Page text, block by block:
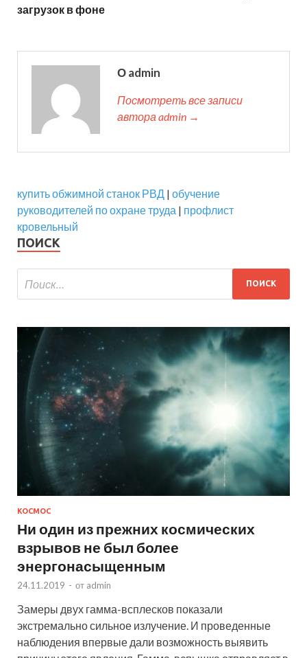
загрузок в фоне
О admin
Посмотреть все записи
автора admin →
купить обжимной станок РВД | обучение
руководителей по охране труда | профлист
кровельный
ПОИСК
КОСМОС
Ни один из прежних космических
взрывов не был более
энергонасыщенным
24.11.2019 - от admin
Замеры двух гамма-всплесков показали
экстремально сильное излучение. И проведенные
наблюдения впервые дали возможность выявить